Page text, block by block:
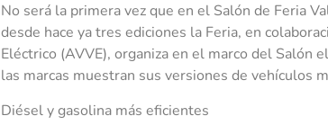
No será la primera vez que en el Salón de Feria
desde hace ya tres ediciones la Feria, en
Eléctrico (AVVE), organiza en el marco del Salón
las marcas muestran sus versiones de vehículos
Diésel y gasolina más eficientes